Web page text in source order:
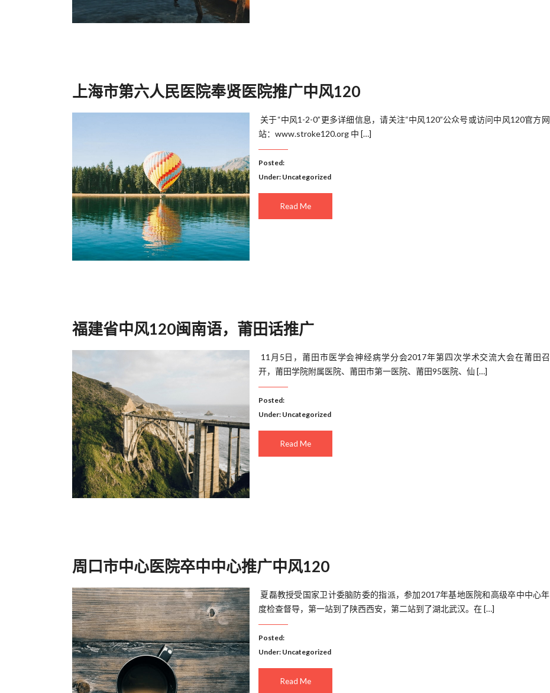
上海市第六人民医院奉贤医院推广中风120
​ 关于“中风1-2-0”更多详细信息，请关注“中风120”公众号或访问中风120官方网
站：www.stroke120.org 中 […]
Posted:
Under: Uncategorized
Read Me
福建省中风120闽南语，莆田话推广
​ 11月5日，莆田市医学会神经病学分会2017年第四次学术交流大会在莆田召
开，莆田学院附属医院、莆田市第一医院、莆田95医院、仙 […]
Posted:
Under: Uncategorized
Read Me
周口市中心医院卒中中心推广中风120
​ 夏磊教授受国家卫计委脑防委的指派，参加2017年基地医院和高级卒中中心年
度检查督导，第一站到了陕西西安，第二站到了湖北武汉。在 […]
Posted:
Under: Uncategorized
Read Me